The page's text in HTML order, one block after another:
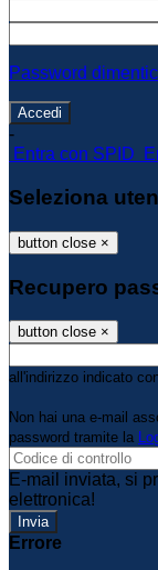
Password
-
Entra con SPID
Seleziona
button close ×
Recupero
button close ×
all'indirizzo indicato
Non hai una e-mail
password tramite la
E-mail inviata, si
elettronica!
Errore